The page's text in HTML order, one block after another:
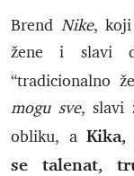
Brend Nike, koji
žene i slavi
“tradicionalno
mogu sve, slavi
obliku, a
se talenat,